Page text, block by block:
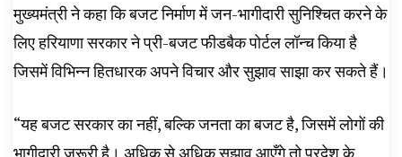
मुख्यमंत्री ने कहा कि बजट निर्माण में जन-भागीदारी सुनिश्चित करने के
लिए हरियाणा सरकार ने प्री-बजट फीडबैक पोर्टल लॉन्च किया है
जिसमें विभिन्न हितधारक अपने विचार और सुझाव साझा कर सकते हैं।
“यह बजट सरकार का नहीं, बल्कि जनता का बजट है, जिसमें लोगों की
भागीदारी जरूरी है। अधिक से अधिक सुझाव आएँगे तो प्रदेश के